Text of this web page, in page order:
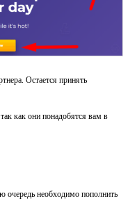
Остается принять
как они понадобятся вам в
очередь необходимо пополнить